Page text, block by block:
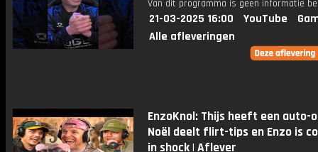
Van dit programma is geen informatie
21-03-2025 16:00 YouTube
Alle afleveringen
EnzoKnol: Thijs heeft een auto-
Noël deelt flirt-tips en Enzo is
in shock | Aflever